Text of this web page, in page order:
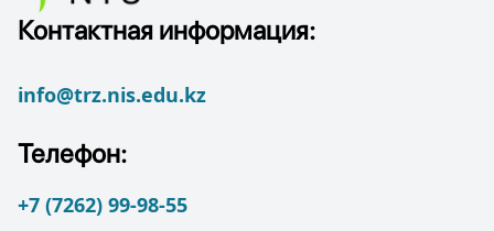
Контактная информация:
info@trz.nis.edu.kz
Телефон:
+7 (7262) 99-98-55